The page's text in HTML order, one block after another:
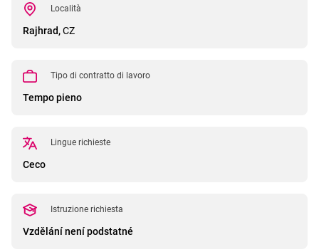
Località
Rajhrad,CZ
Tipo di contratto di lavoro
Tempo pieno
Lingue richieste
Ceco
Istruzione richiesta
Vzdělání není podstatné